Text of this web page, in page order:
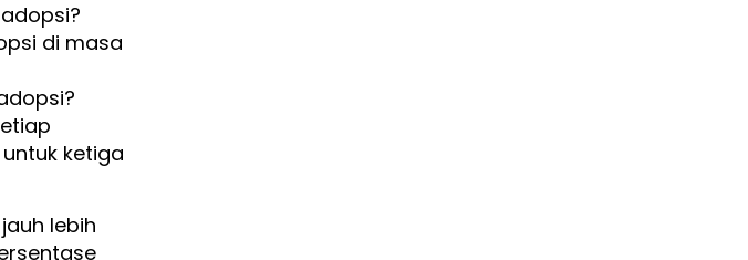
di masa
ketiga
lebih